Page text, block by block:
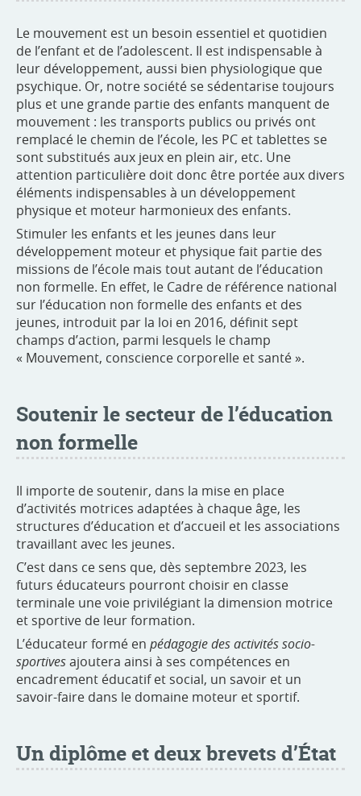
Le mouvement est un besoin essentiel et quotidien
de l’enfant et de l’adolescent. Il est indispensable à
leur développement, aussi bien physiologique que
psychique. Or, notre société se sédentarise toujours
plus et une grande partie des enfants manquent de
mouvement : les transports publics ou privés ont
remplacé le chemin de l’école, les PC et tablettes se
sont substitués aux jeux en plein air, etc. Une
attention particulière doit donc être portée aux divers
éléments indispensables à un développement
physique et moteur harmonieux des enfants.
Stimuler les enfants et les jeunes dans leur
développement moteur et physique fait partie des
missions de l’école mais tout autant de l’éducation
non formelle. En effet, le Cadre de référence national
sur l’éducation non formelle des enfants et des
jeunes, introduit par la loi en 2016, définit sept
champs d’action, parmi lesquels le champ
« Mouvement, conscience corporelle et santé ».
Soutenir le secteur de l’éducation
non formelle
Il importe de soutenir, dans la mise en place
d’activités motrices adaptées à chaque âge, les
structures d’éducation et d’accueil et les associations
travaillant avec les jeunes.
C’est dans ce sens que, dès septembre 2023, les
futurs éducateurs pourront choisir en classe
terminale une voie privilégiant la dimension motrice
et sportive de leur formation.
L’éducateur formé en pédagogie des activités socio-
sportivesajoutera ainsi à ses compétences en
encadrement éducatif et social, un savoir et un
savoir-faire dans le domaine moteur et sportif.
Un diplôme et deux brevets d’État